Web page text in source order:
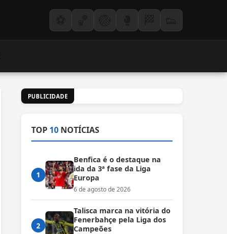
PUBLICIDADE
TOP 10 NOTÍCIAS
1
Benfica é o destaque na
ida da 3ª fase da Liga
Europa
6 de agosto de 2026
2
Talisca marca na vitória do
Fenerbahçe pela Liga dos
Campeões